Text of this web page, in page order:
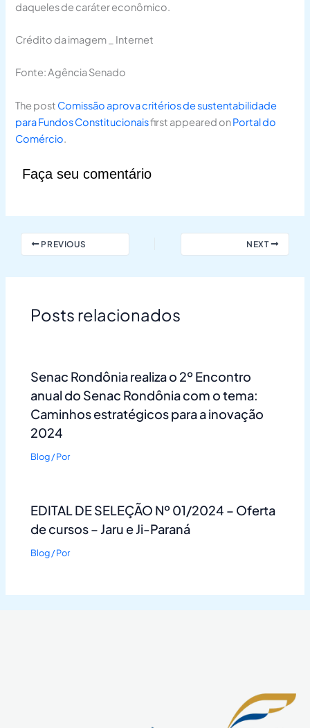
daqueles de caráter econômico.
Crédito da imagem _ Internet
Fonte: Agência Senado
The post Comissão aprova critérios de sustentabilidade
para Fundos Constitucionaisfirst appeared onPortal do
Comércio.
Faça seu comentário
PREVIOUS NEXT
Posts relacionados
Senac Rondônia realiza o 2º Encontro
anual do Senac Rondônia com o tema:
Caminhos estratégicos para a inovação
2024
Blog/ Por
EDITAL DE SELEÇÃO Nº 01/2024 – Oferta
de cursos – Jaru e Ji-Paraná
Blog/ Por